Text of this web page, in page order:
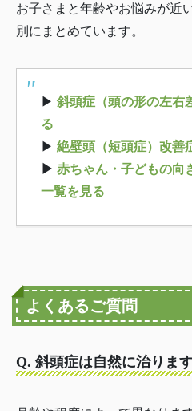
お子さまと年齢やお悩みが近
別にまとめています。
▶ 斜頭症（頭の形の左右
る
▶ 絶壁頭（短頭症）改善
▶ 赤ちゃん・子どもの向
一覧を見る
よくあるご質問
Q. 斜頭症は自然に治りま